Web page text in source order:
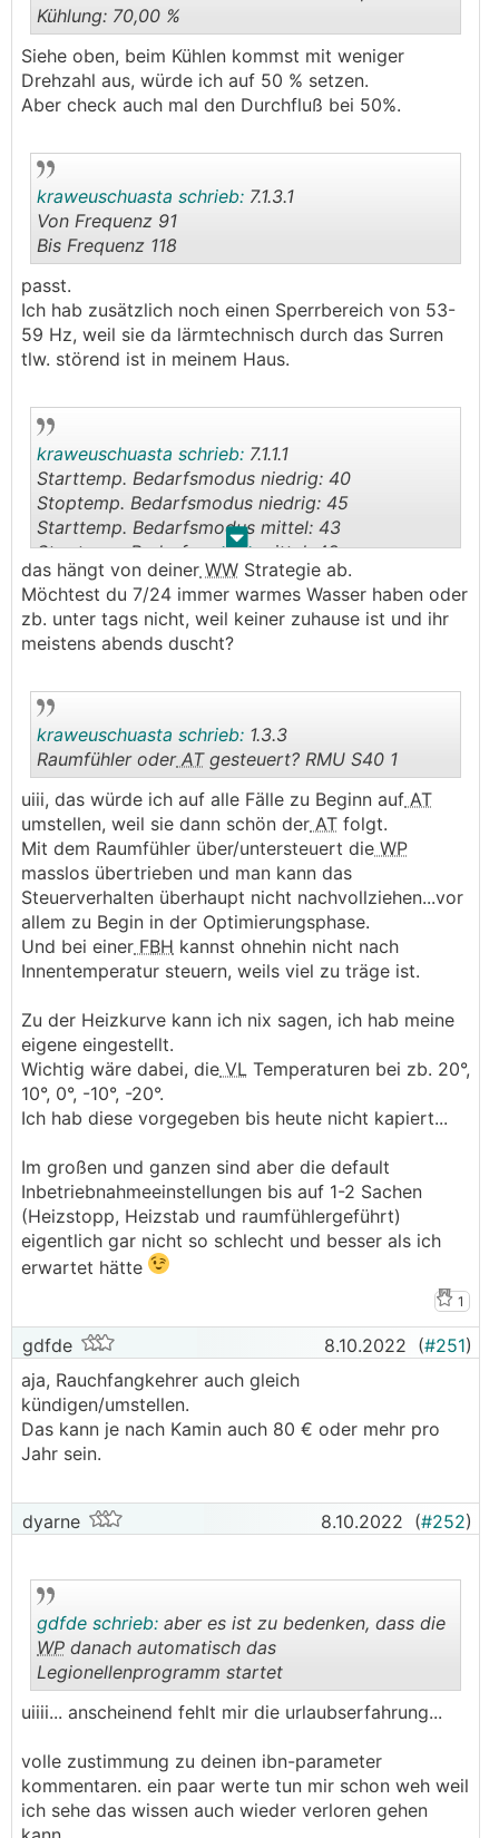
. .
Kühlung: 70,00 %
Siehe oben, beim Kühlen kommst mit weniger
Drehzahl aus, würde ich auf 50 % setzen.
Aber check auch mal den Durchfluß bei 50%.
kraweuschuasta schrieb: 7.1.3.1
Von Frequenz 91
Bis Frequenz 118
passt.
Ich hab zusätzlich noch einen Sperrbereich von 53-
59 Hz, weil sie da lärmtechnisch durch das Surren
tlw. störend ist in meinem Haus.
. .
kraweuschuasta schrieb: 7.1.1.1
Starttemp. Bedarfsmodus niedrig: 40
Stoptemp. Bedarfsmodus niedrig: 45
Starttemp. Bedarfsmodus mittel: 43
Stoptemp. Bedarfsmodus mittel: 48
das hängt von deiner WW Strategie ab.
Möchtest du 7/24 immer warmes Wasser haben oder
zb. unter tags nicht, weil keiner zuhause ist und ihr
meistens abends duscht?
.
kraweuschuasta schrieb: 1.3.3
Raumfühler oderATgesteuert? RMU S40 1
uiii, das würde ich auf alle Fälle zu Beginn auf AT
umstellen, weil sie dann schön der AT folgt.
Mit dem Raumfühler über/untersteuert die WP
masslos übertrieben und man kann das
Steuerverhalten überhaupt nicht nachvollziehen...vor
allem zu Begin in der Optimierungsphase.
Und bei einer FBH kannst ohnehin nicht nach
Innentemperatur steuern, weils viel zu träge ist.
Zu der Heizkurve kann ich nix sagen, ich hab meine
eigene eingestellt.
Wichtig wäre dabei, die VL Temperaturen bei zb. 20°,
10°, 0°, -10°, -20°.
Ich hab diese vorgegeben bis heute nicht kapiert...
Im großen und ganzen sind aber die default
Inbetriebnahmeeinstellungen bis auf 1-2 Sachen
(Heizstopp, Heizstab und raumfühlergeführt)
eigentlich gar nicht so schlecht und besser als ich
erwartet hätte
1
gdfde 8.10.2022 (#251)
aja, Rauchfangkehrer auch gleich
kündigen/umstellen.
Das kann je nach Kamin auch 80 € oder mehr pro
Jahr sein.
dyarne 8.10.2022 (#252)
..
gdfde schrieb: aber es ist zu bedenken, dass die
WP danach automatisch das
Legionellenprogramm startet
uiiii... anscheinend fehlt mir die urlaubserfahrung...
volle zustimmung zu deinen ibn-parameter
kommentaren. ein paar werte tun mir schon weh weil
ich sehe das wissen auch wieder verloren gehen